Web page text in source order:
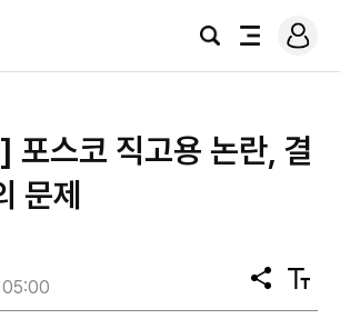
검
전
로
그
포스코 직고용 논란, 결
문제
공
유
텍
스